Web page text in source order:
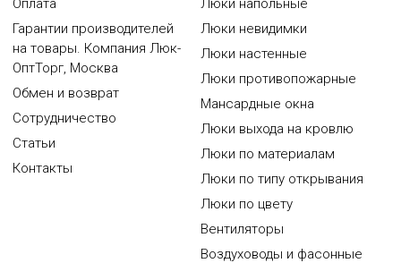
Оплата
Гарантии производителей
на товары. Компания Люк-
ОптТорг, Москва
Обмен и возврат
Сотрудничество
Статьи
Контакты
Люки напольные
Люки невидимки
Люки настенные
Люки противопожарные
Мансардные окна
Люки выхода на кровлю
Люки по материалам
Люки по типу открывания
Люки по цвету
Вентиляторы
Воздуховоды и фасонные